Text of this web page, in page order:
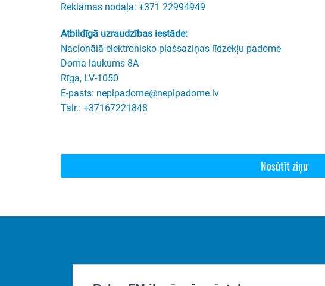
Reklāmas nodaļa: +371 22994949
Atbildīgā uzraudzības iestāde:
Nacionālā elektronisko plašsaziņas līdzekļu padome
Doma laukums 8A
Rīga, LV-1050
E-pasts: neplpadome@neplpadome.lv
Tālr.: +37167221848
Nosūtīt ziņu